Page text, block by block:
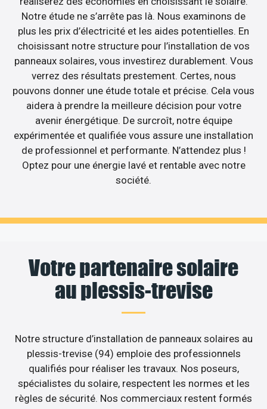
Notre étude ne s’arrête pas là. Nous examinons de
plus les prix d’électricité et les aides potentielles. En
choisissant notre structure pour l’installation de vos
panneaux solaires, vous investirez durablement. Vous
verrez des résultats prestement. Certes, nous
pouvons donner une étude totale et précise. Cela vous
aidera à prendre la meilleure décision pour votre
avenir énergétique. De surcroît, notre équipe
expérimentée et qualifiée vous assure une installation
de professionnel et performante. N’attendez plus !
Optez pour une énergie lavé et rentable avec notre
société.
Votre partenaire solaire
au plessis-trevise
Notre structure d’installation de panneaux solaires au
plessis-trevise (94) emploie des professionnels
qualifiés pour réaliser les travaux. Nos poseurs,
spécialistes du solaire, respectent les normes et les
règles de sécurité. Nos commerciaux restent formés